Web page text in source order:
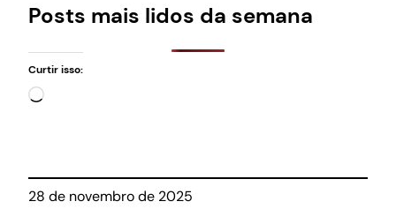
Posts mais lidos da semana
Curtir isso:
Carregando…
28 de novembro de 2025